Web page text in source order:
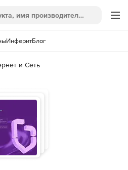
ИнферитБлог
и Сеть